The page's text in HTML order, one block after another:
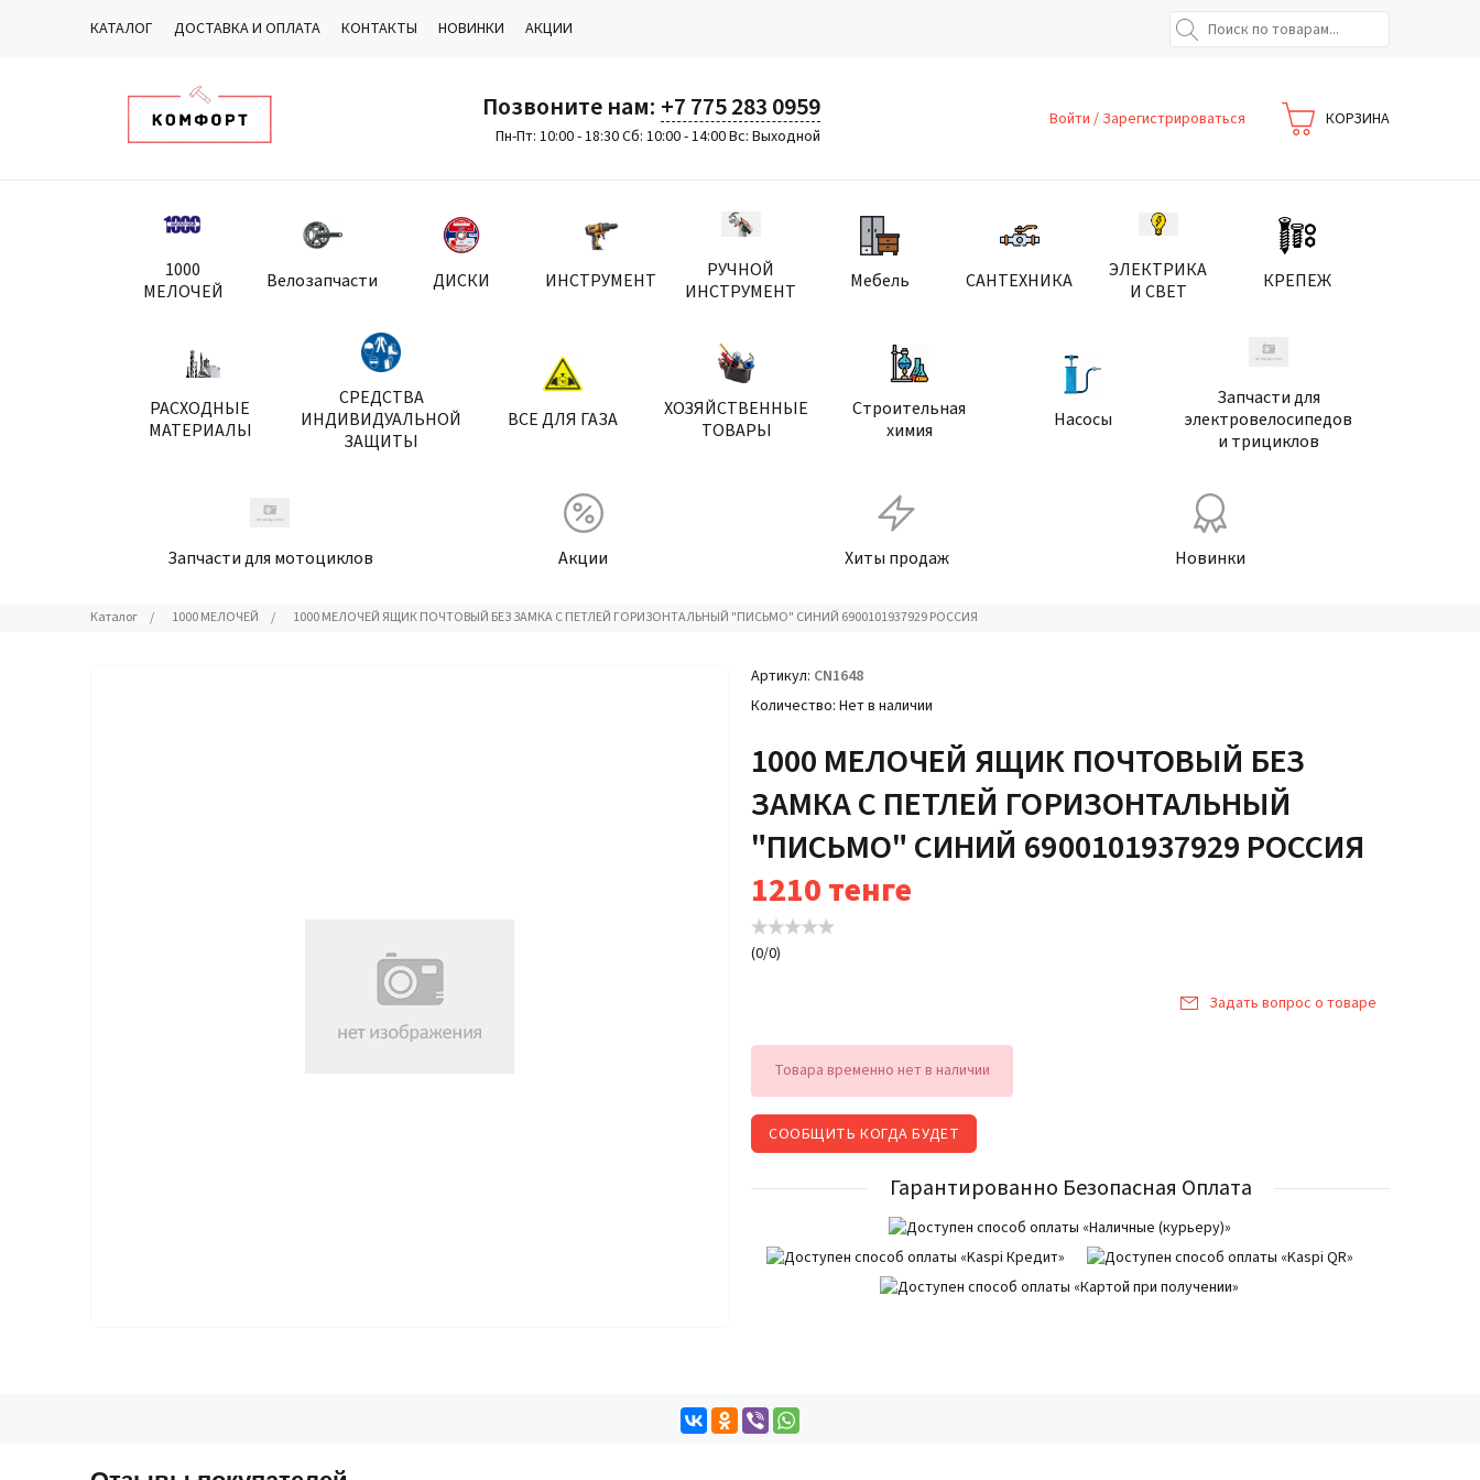
КАТАЛОГ ДОСТАВКА И ОПЛАТА КОНТАКТЫ НОВИНКИ АКЦИИ
Позвоните нам: +7 775 283 0959
Пн-Пт: 10:00 - 18:30 Сб: 10:00 - 14:00 Вс: Выходной
Войти / Зарегистрироваться КОРЗИНА
1000
МЕЛОЧЕЙ
Велозапчасти ДИСКИ ИНСТРУМЕНТ
РУЧНОЙ
ИНСТРУМЕНТ
Мебель САНТЕХНИКА
ЭЛЕКТРИКА
И СВЕТ
КРЕПЕЖ
РАСХОДНЫЕ
МАТЕРИАЛЫ
СРЕДСТВА
ИНДИВИДУАЛЬНОЙ
ЗАЩИТЫ
ВСЕ ДЛЯ ГАЗА
ХОЗЯЙСТВЕННЫЕ
ТОВАРЫ
Строительная
химия
Насосы
Запчасти для
электровелосипедов
и трициклов
Запчасти для мотоциклов Акции Хиты продаж Новинки
Каталог / 1000 МЕЛОЧЕЙ / 1000 МЕЛОЧЕЙ ЯЩИК ПОЧТОВЫЙ БЕЗ ЗАМКА С ПЕТЛЕЙ ГОРИЗОНТАЛЬНЫЙ "ПИСЬМО" СИНИЙ 6900101937929 РОССИЯ
Артикул CN1648
Количество Нет в наличии
1000 МЕЛОЧЕЙ ЯЩИК ПОЧТОВЫЙ БЕЗ
ЗАМКА С ПЕТЛЕЙ ГОРИЗОНТАЛЬНЫЙ
"ПИСЬМО" СИНИЙ 6900101937929 РОССИЯ
1210тенге
(0/0)
Задать вопрос о товаре
Товара временно нет в наличии
СООБЩИТЬ КОГДА БУДЕТ
Гарантированно Безопасная Оплата